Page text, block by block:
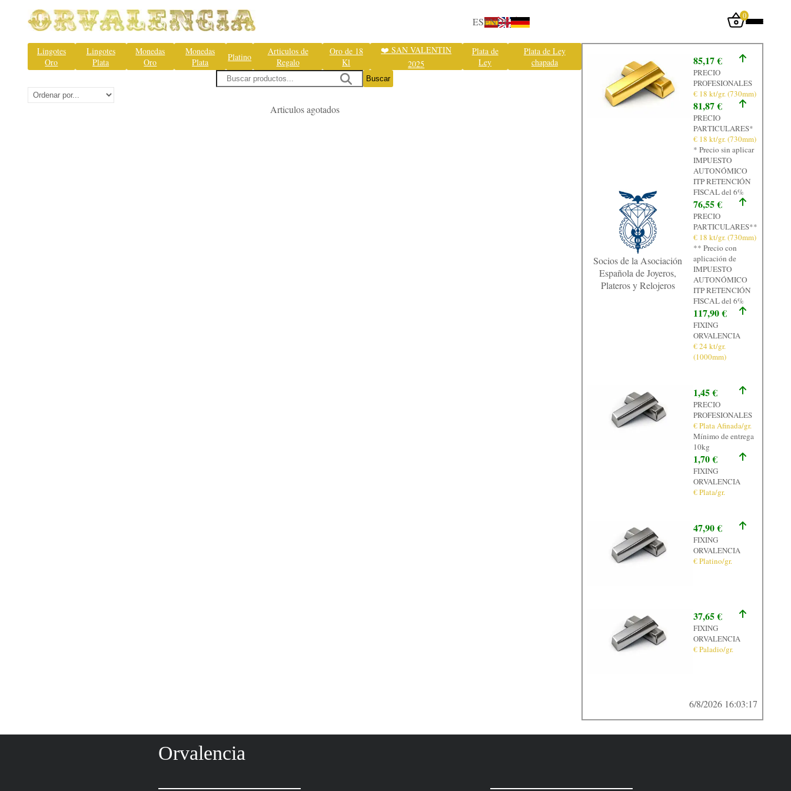
ESENDE 0
Iniciar sesión
Inicio
Tienda
Taller
Tasación
Laboratorio
Joyas
Noticias
Normativa
Contacto
Graficos
Lingotes
Oro
Lingotes
Plata
Monedas
Oro
Monedas
Plata
Platino
Articulos de
Regalo
Oro de 18
Kl
❤️ SAN VALENTIN
2025
Plata de
Ley
Plata de Ley
chapada
Buscar
Articulos agotados
Socios de la Asociación
Española de Joyeros,
Plateros y Relojeros
85,17 €
PRECIO
PROFESIONALES
€ 18 kt/gr. (730mm)
81,87 €
PRECIO
PARTICULARES*
€ 18 kt/gr. (730mm)
* Precio sin aplicar
IMPUESTO
AUTONÓMICO
ITP RETENCIÓN
FISCAL del 6%
76,55 €
PRECIO
PARTICULARES**
€ 18 kt/gr. (730mm)
** Precio con
aplicación de
IMPUESTO
AUTONÓMICO
ITP RETENCIÓN
FISCAL del 6%
117,90 €
FIXING
ORVALENCIA
€ 24 kt/gr.
(1000mm)
1,45 €
PRECIO
PROFESIONALES
€ Plata Afinada/gr.
Mínimo de entrega
10kg
1,70 €
FIXING
ORVALENCIA
€ Plata/gr.
47,90 €
FIXING
ORVALENCIA
€ Platino/gr.
37,65 €
FIXING
ORVALENCIA
€ Paladio/gr.
6/8/2026 16:03:17
Orvalencia